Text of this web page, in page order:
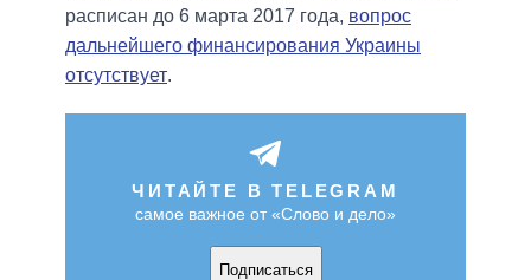
расписан до 6 марта 2017 года, вопрос
дальнейшего финансирования Украины
отсутствует.
ЧИТАЙТЕ В TELEGRAM
самое важное от «Слово и дело»
Подписаться